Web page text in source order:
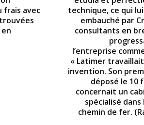
frais avec
technique, ce qui
embauché par
consultants en
l’entreprise
« Latimer
invention. Son
déposé le 10
concernait un
spécialisé
chemin de fer.